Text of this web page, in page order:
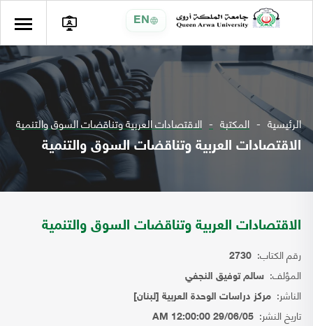
EN
الرئيسية المكتبة الاقتصادات العربية وتناقضات السوق والتنمية
الاقتصادات العربية وتناقضات السوق والتنمية
الاقتصادات العربية وتناقضات السوق والتنمية
رقم الكتاب: 2730
المؤلف: سالم توفيق النجفي
الناشر: مركز دراسات الوحدة العربية [لبنان]
تاريخ النشر: 29/06/05 12:00:00 AM